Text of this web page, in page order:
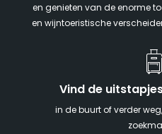
en genieten van de enorme
en wijntoeristische
Vind de
in de buurt of verder